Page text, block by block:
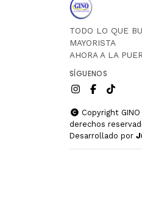
TODO LO QUE
MAYORISTA
AHORA A LA
SÍGUENOS
Copyright
derechos
Desarrollado por